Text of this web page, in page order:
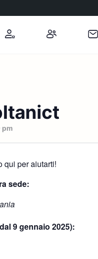
pm
qui per aiutarti!
sede:
9 gennaio 2025):